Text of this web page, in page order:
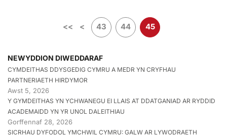
<< < 43 44 45
NEWYDDION DIWEDDARAF
CYMDEITHAS DDYSGEDIG CYMRU A MEDR YN CRYFHAU
PARTNERIAETH HIRDYMOR
Awst 5, 2026
Y GYMDEITHAS YN YCHWANEGU EI LLAIS AT DDATGANIAD AR RYDDID
ACADEMAIDD YN YR UNOL DALEITHIAU
Gorffennaf 28, 2026
SICRHAU DYFODOL YMCHWIL CYMRU: GALW AR LYWODRAETH